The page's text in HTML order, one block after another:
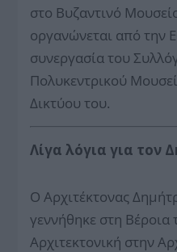
στο Βυζαντινό
οργανώνεται από την
συνεργασία του
Πολυκεντρικού
Δικτύου του.
Λίγα λόγια για τον
Ο Αρχιτέκτονας
γεννήθηκε στη
Αρχιτεκτονική στην